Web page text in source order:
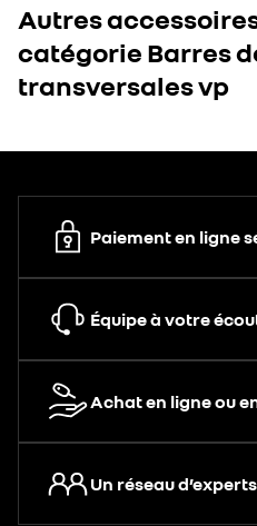
Autres
catégorie Barres
transversales vp
Paiement en ligne
Équipe à votre
Achat en ligne ou
Un réseau d’experts